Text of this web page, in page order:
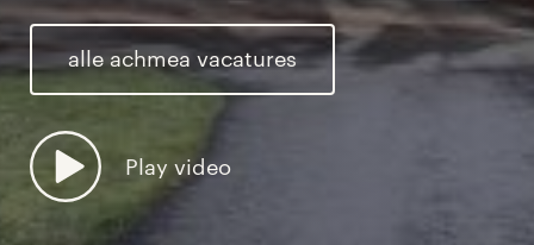
alle achmea vacatures
Play video